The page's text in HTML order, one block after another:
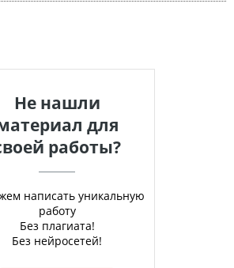
Не нашли
для
работы?
написать уникальную
работу
Без плагиата!
Без нейросетей!